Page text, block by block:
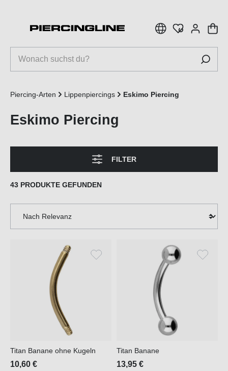
Piercing-Arten Lippenpiercings Eskimo Piercing
Eskimo Piercing
FILTER
43 PRODUKTE GEFUNDEN
Titan Banane ohne Kugeln
10,60 €
Titan Banane
13,95 €